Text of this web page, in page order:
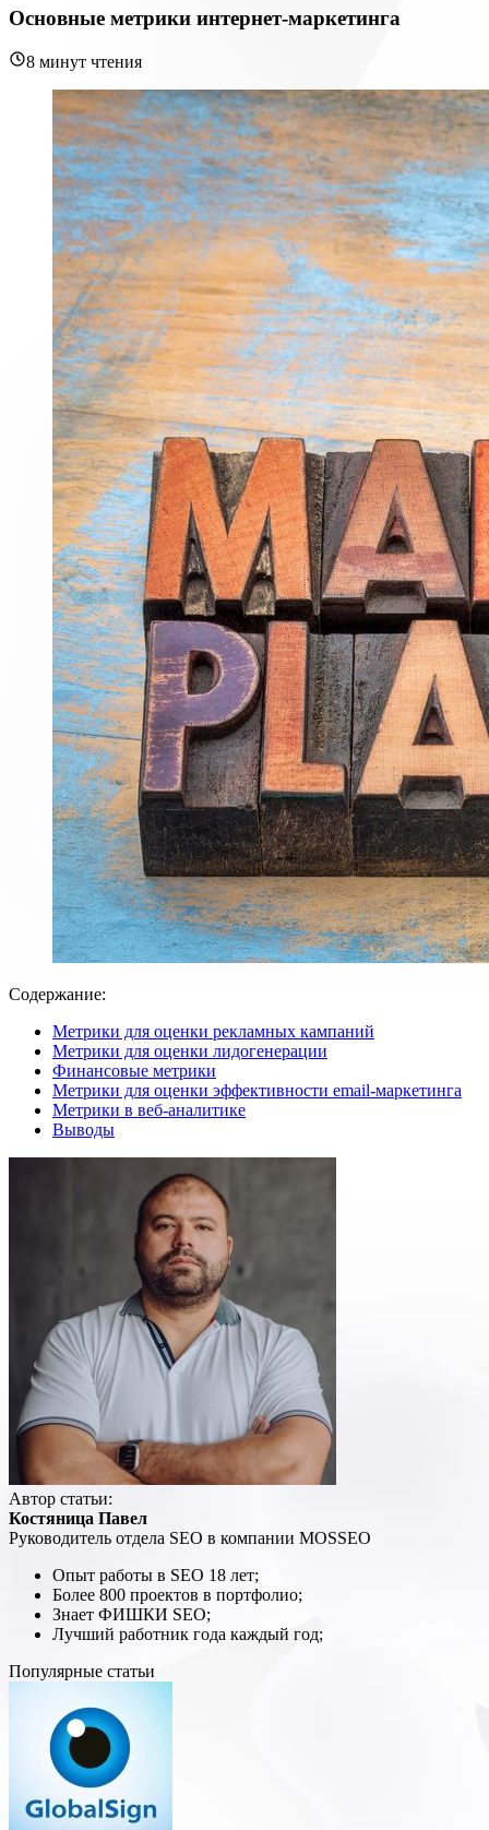
Основные метрики интернет-маркетинга
8 минут чтения
Содержание:
Метрики для оценки рекламных кампаний
Метрики для оценки лидогенерации
Финансовые метрики
Метрики для оценки эффективности email-маркетинга
Метрики в веб-аналитике
Выводы
Автор статьи:
Костяница Павел
Руководитель отдела SEO в компании MOSSEO
Опыт работы в SEO 18 лет;
Более 800 проектов в портфолио;
Знает ФИШКИ SEO;
Лучший работник года каждый год;
Популярные статьи